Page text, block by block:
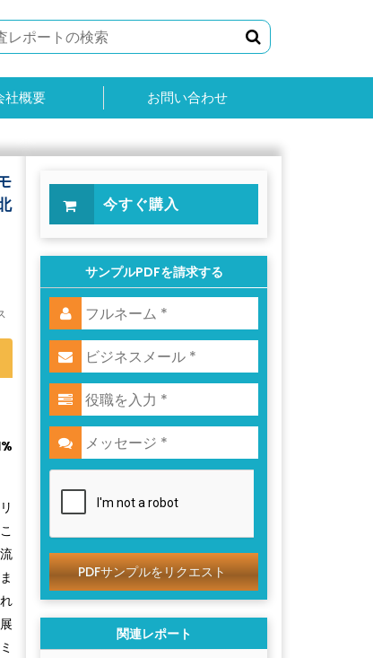
社概要 お問い合わせ
今すぐ購入
サンプルPDFを請求する
PDFサンプルをリクエスト
関連レポート